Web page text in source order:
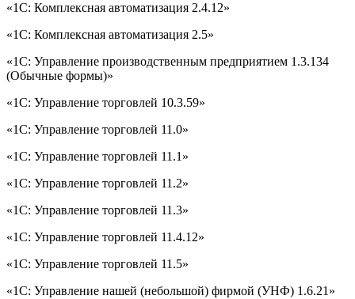
«1С: Комплексная автоматизация 2.4.12»
«1С: Комплексная автоматизация 2.5»
«1С: Управление производственным предприятием 1.3.134
(Обычные формы)»
«1С: Управление торговлей 10.3.59»
«1С: Управление торговлей 11.0»
«1С: Управление торговлей 11.1»
«1С: Управление торговлей 11.2»
«1С: Управление торговлей 11.3»
«1С: Управление торговлей 11.4.12»
«1С: Управление торговлей 11.5»
«1С: Управление нашей (небольшой) фирмой (УНФ) 1.6.21»